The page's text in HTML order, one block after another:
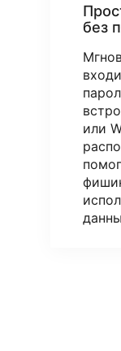
без
или